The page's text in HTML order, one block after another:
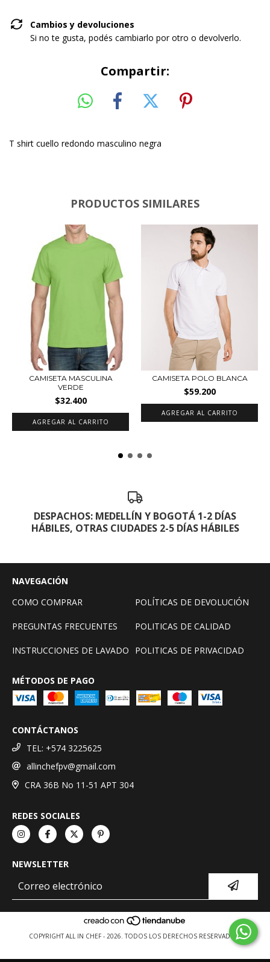
Cambios y devoluciones
Si no te gusta, podés cambiarlo por otro o devolverlo.
Compartir:
T shirt cuello redondo masculino negra
PRODUCTOS SIMILARES
CAMISETA MASCULINA
VERDE
$32.400
AGREGAR AL CARRITO
CAMISETA POLO BLANCA
$59.200
AGREGAR AL CARRITO
DESPACHOS: MEDELLÍN Y BOGOTÁ 1-2 DÍAS
HÁBILES, OTRAS CIUDADES 2-5 DÍAS HÁBILES
NAVEGACIÓN
COMO COMPRAR
POLÍTICAS DE DEVOLUCIÓN
PREGUNTAS FRECUENTES POLITICAS DE CALIDAD
INSTRUCCIONES DE LAVADO POLITICAS DE PRIVACIDAD
MÉTODOS DE PAGO
CONTÁCTANOS
TEL: +574 3225625
allinchefpv@gmail.com
CRA 36B No 11-51 APT 304
REDES SOCIALES
NEWSLETTER
COPYRIGHT ALL IN CHEF - 2026. TODOS LOS DERECHOS RESERVADOS.